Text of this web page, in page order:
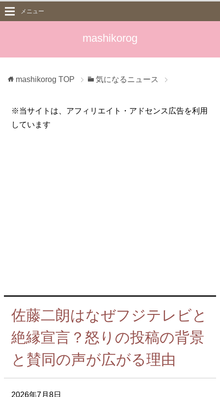
mashikorog
メニュー
mashikorog TOP 気になるニュース
※当サイトは、アフィリエイト・アドセンス広告を利用
しています
佐藤二朗はなぜフジテレビと
絶縁宣言？怒りの投稿の背景
と賛同の声が広がる理由
2026年7月8日